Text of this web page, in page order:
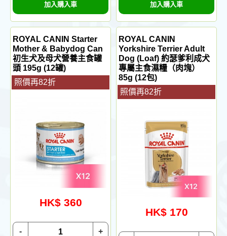
加入購入車 加入購入車
ROYAL CANIN Starter
Mother & Babydog Can
初生犬及母犬營養主食罐
頭 195g (12罐)
照價再82折
HK$ 360
+
-
ROYAL CANIN
Yorkshire Terrier Adult
Dog (Loaf) 約瑟爹利成犬
專屬主食濕糧（肉塊）
85g (12包)
照價再82折
HK$ 170